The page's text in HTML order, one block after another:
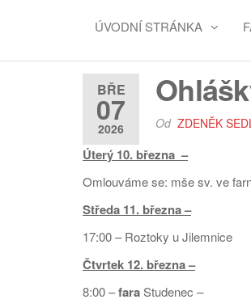
ÚVODNÍ STRÁNKA
BŘE
07
2026 Od ZDENĚK
Úterý 10. března –
Omlouváme se: mše sv. ve
Středa 11. března –
17:00 – Roztoky u Jilemnice
Čtvrtek 12. března –
8:00 –faraStudenec –